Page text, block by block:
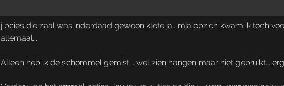
j pcies die zaal was inderdaad gewoon klote ja.. mja opzich kwam ik toch
allemaal...
Alleen heb ik de schommel gemist... wel zien hangen maar niet gebruikt...